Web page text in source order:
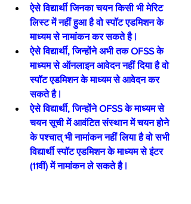
ऐसे विद्यार्थी जिनका चयन किसी भी मेरिट
लिस्ट में नहीं हुआ है वो स्पॉट एडमिशन के
माध्यम से नामांकन कर सकते है |
ऐसे विद्यार्थी, जिन्होंने अभी तक OFSS के
माध्यम से ऑनलाइन आवेदन नहीं दिया है वो
स्पॉट एडमिशन के माध्यम से आवेदन कर
सकते है |
ऐसे विद्यार्थी, जिन्होंने OFSS के माध्यम से
चयन सूची में आवंटित संस्थान में चयन होने
के पश्चात् भी नामांकन नहीं लिया है वो सभी
विद्यार्थी स्पॉट एडमिशन के माध्यम से इंटर
(11वीं) में नामांकन ले सकते है |